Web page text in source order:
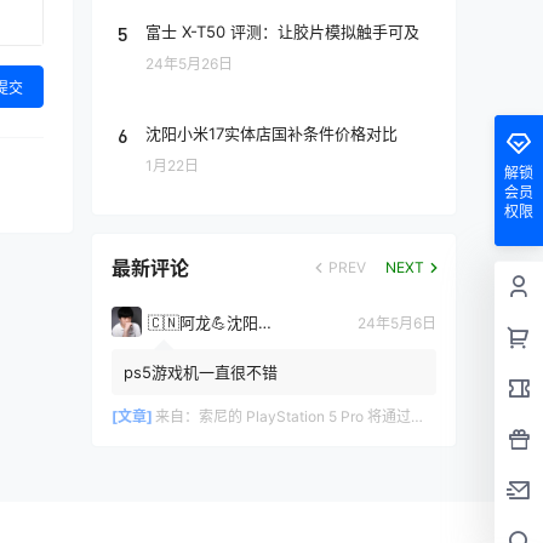
交
5 富士 X-T50 评测：让胶片模拟触手可及
24年5月26日
6 沈阳小米17实体店国补条件价格对比
1月22日
最新评论 PREV NEXT
🇨🇳阿龙💪沈阳手机网 24年5月6日
ps5游戏机一直很不错
[文章] 来自： 索尼的 PlayStation 5 Pro 将通过增强的 GPU 和更快的内存带宽提高标准
解锁
会员
权限